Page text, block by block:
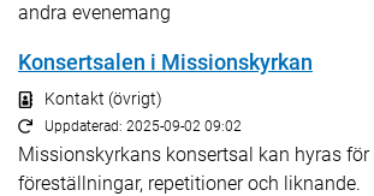
andra evenemang
Konsertsalen i Missionskyrkan
Kontakt (övrigt)
Uppdaterad: 2025-09-02 09:02
Missionskyrkans konsertsal kan hyras
föreställningar, repetitioner och liknande.